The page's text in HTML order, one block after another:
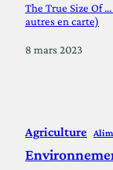
The True Size Of
autres en carte)
Date
8 mars 2023
Agriculture